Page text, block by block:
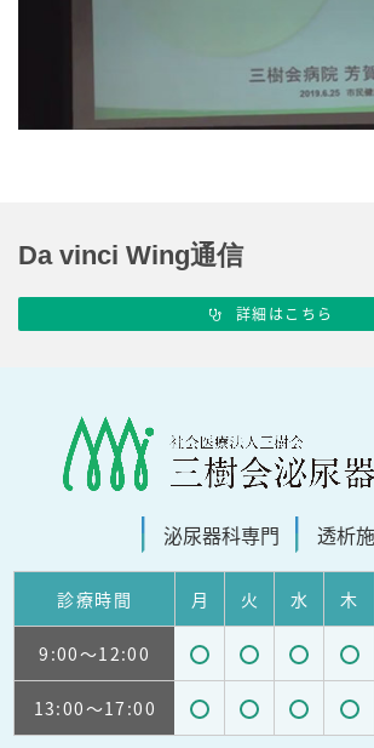
Da vinci Wing通信
詳細はこちら
泌尿器科専門 透析
診療時間 月 火 水 木
9:00～12:00
受
付
受
付
受
付
受
付
13:00～17:00
受
受 受 受